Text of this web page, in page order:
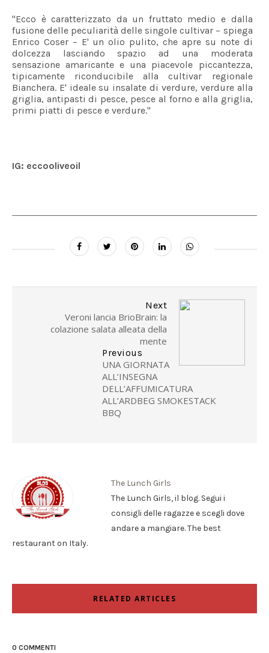
"Ecco è caratterizzato da un fruttato medio e dalla
fusione delle peculiarità delle singole cultivar – spiega
Enrico Coser – E' un olio pulito, che apre su note di
dolcezza lasciando spazio ad una moderata
sensazione amaricante e una piacevole piccantezza,
tipicamente riconducibile alla cultivar regionale
Bianchera. E' ideale su insalate di verdure, verdure alla
griglia, antipasti di pesce, pesce al forno e alla griglia,
primi piatti di pesce e verdure."
IG: eccooliveoil
Next
Veroni lancia BrioBrain: la
colazione salata alleata della
mente
Previous
UNA GIORNATA
ALL’INSEGNA
DELL’AFFUMICATURA
ALL’ARDBEG SMOKESTACK
BBQ
The Lunch Girls
The Lunch Girls, il blog. Segui i
consigli delle ragazze e scegli dove
andare a mangiare. The best
restaurant on Italy.
RELATED ARTICLES
0 COMMENTI